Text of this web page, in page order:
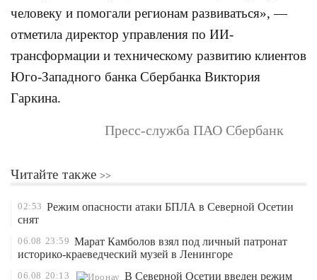
человеку и помогали регионам развиваться», —
отметила директор управления по ИИ-
трансформации и техническому развитию клиентов
Юго-Западного банка Сбербанка Виктория
Гаркина.
Пресс-служба ПАО Сбербанк
Читайте также
02:53 Режим опасности атаки БПЛА в Северной Осетии
снят
06.08 23:59 Марат Камболов взял под личный патронат
историко-краеведческий музей в Ленингоре
06.08 20:13 В Северной Осетии введен режим